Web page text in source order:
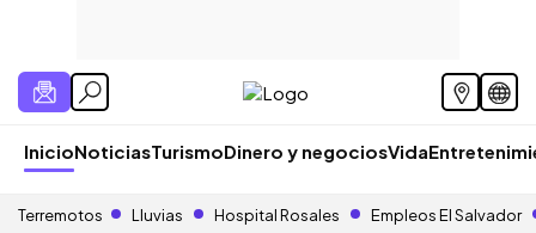
InicioNoticiasTurismoDinero y negociosVida
Terremotos Lluvias Hospital Rosales Empleos El Salvador